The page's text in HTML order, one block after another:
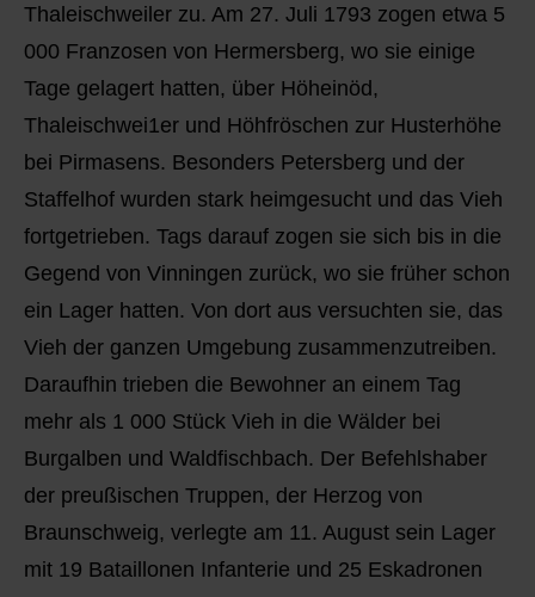
Thaleischweiler zu. Am 27. Juli 1793 zogen etwa 5
000 Franzosen von Hermersberg, wo sie einige
Tage gelagert hatten, über Höheinöd,
Thaleischwei1er und Höhfröschen zur Husterhöhe
bei Pirmasens. Besonders Petersberg und der
Staffelhof wurden stark heimgesucht und das Vieh
fortgetrieben. Tags darauf zogen sie sich bis in die
Gegend von Vinningen zurück, wo sie früher schon
ein Lager hatten. Von dort aus versuchten sie, das
Vieh der ganzen Umgebung zusammenzutreiben.
Daraufhin trieben die Bewohner an einem Tag
mehr als 1 000 Stück Vieh in die Wälder bei
Burgalben und Waldfischbach. Der Befehlshaber
der preußischen Truppen, der Herzog von
Braunschweig, verlegte am 11. August sein Lager
mit 19 Bataillonen Infanterie und 25 Eskadronen